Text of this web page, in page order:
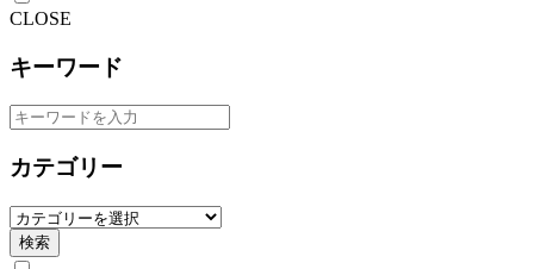
CLOSE
キーワード
カテゴリー
検索